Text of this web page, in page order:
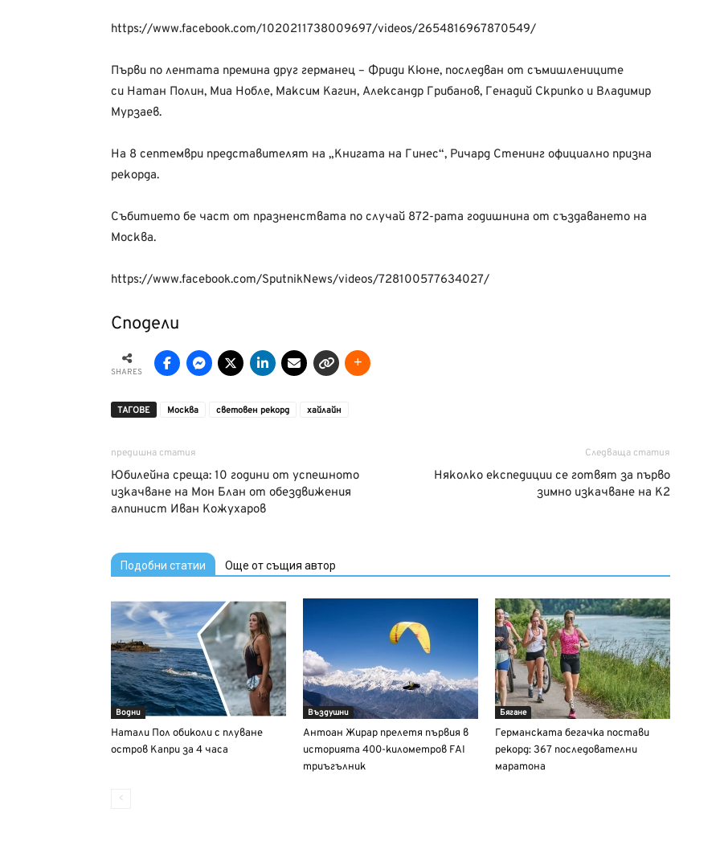
https://www.facebook.com/1020211738009697/videos/2654816967870549/
Първи по лентата премина друг германец – Фриди Кюне, последван от съмишлениците
си Натан Полин, Миа Нобле, Максим Кагин, Александр Грибанов, Генадий Скрипко и Владимир
Мурзаев.
На 8 септември представителят на „Книгата на Гинес“, Ричард Стенинг официално призна
рекорда.
Събитието бе част от празненствата по случай 872-рата годишнина от създаването на
Москва.
https://www.facebook.com/SputnikNews/videos/728100577634027/
Сподели
SHARES
ТАГОВЕ Москва световен рекорд хайлайн
предишна статия
Юбилейна среща: 10 години от успешното
изкачване на Мон Блан от обездвижения
алпинист Иван Кожухаров
Следваща статия
Няколко експедиции се готвят за първо
зимно изкачване на К2
Подобни статии Още от същия автор
Водни
Натали Пол обиколи с плуване
остров Капри за 4 часа
Въздушни
Антоан Жирар прелетя първия в
историята 400-километров FAI
триъгълник
Бягане
Германската бегачка постави
рекорд: 367 последователни
маратона